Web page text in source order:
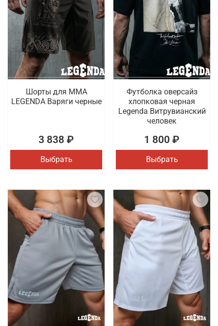
Шорты для MMA
LEGENDA Варяги черные
3 838 ₽
Выбрать
Футболка оверсайз
хлопковая черная
Legenda Витрувианский
человек
1 800 ₽
Выбрать